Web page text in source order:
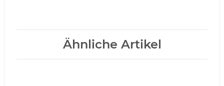
Ähnliche Artikel